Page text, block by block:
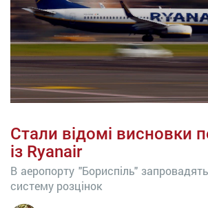
Стали відомі висновки
із Ryanair
В аеропорту "Бориспіль"
систему розцінок